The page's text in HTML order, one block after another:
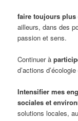
faire toujours plus
ailleurs, dans des
passion et sens.
Continuer à
d’actions
Intensifier mes
sociales et
solutions locales,